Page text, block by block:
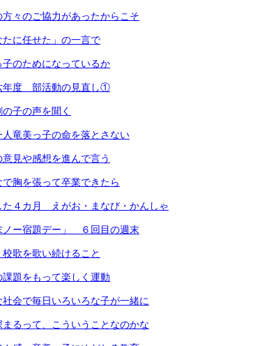
々のご協力があったからこそ
に任せた」の一言で
のためになっているか
年度 部活動の見直し①
子の声を聞く
竜美っ子の命を落とさない
見や感想を進んで言う
胸を張って卒業できたら
４カ月 えがお・まなび・かんしゃ
ー宿題デー」 ６回目の週末
歌を歌い続けること
題をもって楽しく運動
会で毎日いろいろな子が一緒に
るって、こういうことなのかな